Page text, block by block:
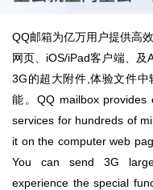
QQ邮箱为亿万用户提供高
网页、iOS/iPad客户端、及
3G的超大附件,体验文件
能。QQ mailbox provides
services for hundreds of
it on the computer web
You can send 3G
experience the special